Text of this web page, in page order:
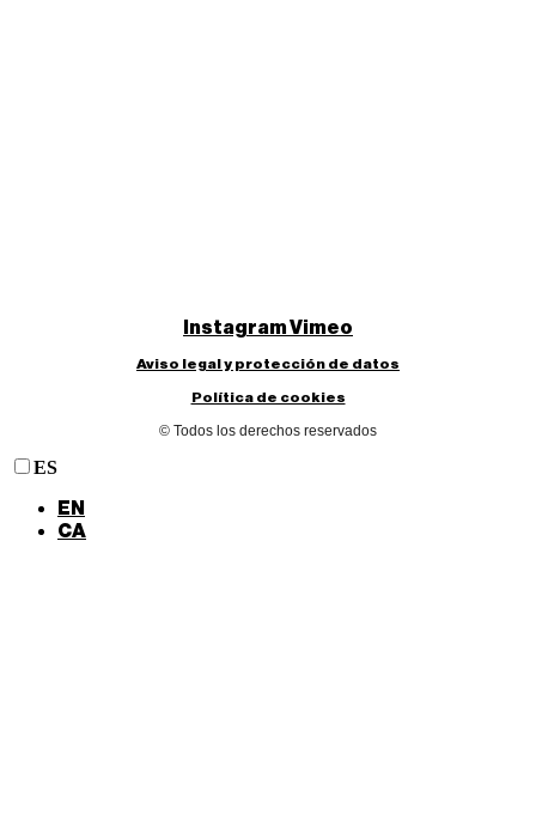
InstagramVimeo
Aviso legal y protección de datos
Política de cookies
© Todos los derechos reservados
ES
EN
CA